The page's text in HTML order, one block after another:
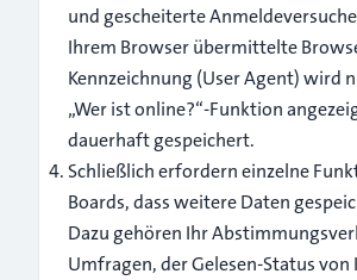
und gescheiterte
Ihrem Browser übermittelte
Kennzeichnung (User Agent) wird
„Wer ist online?“-Funktion
dauerhaft gespeichert.
Schließlich erfordern einzelne
Boards, dass weitere Daten
Dazu gehören Ihr
Umfragen, der Gelesen-Status von